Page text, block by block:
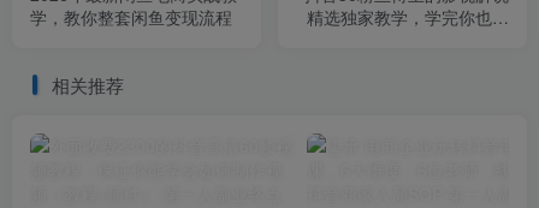
学，教你整套闲鱼变现流程
精选独家教学，学完你也能
相关推荐